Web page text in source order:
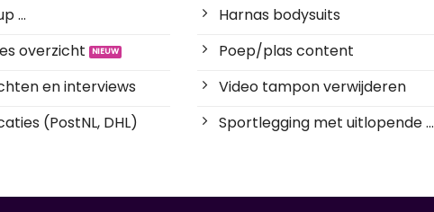
...
overzicht
en interviews
(PostNL, DHL)
Harnas bodysuits
Poep/plas content
Video tampon verwijderen
Sportlegging met uitlopende ...